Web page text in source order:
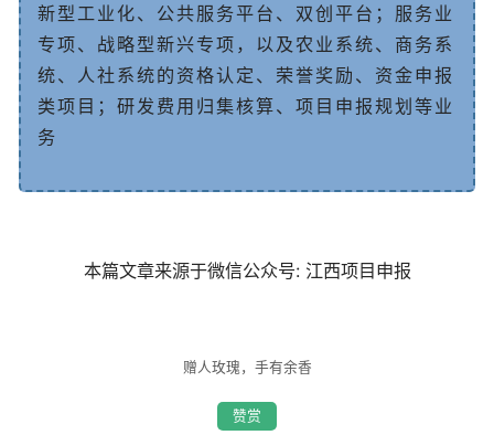
新型工业 化、 公共服 务平台 、 双创 平台 ； 服 务业
专项、 战略型新兴专项 ， 以 及农 业 系统、 商务系
统、 人社系统的 资格认 定 、 荣誉奖励 、 资金申报
类项 目 ； 研发 费 用 归集核算、 项 目 申报规划 等业
务
本篇文章来源于微信公众号: 江西项目申报
赠人玫瑰，手有余香
赞赏